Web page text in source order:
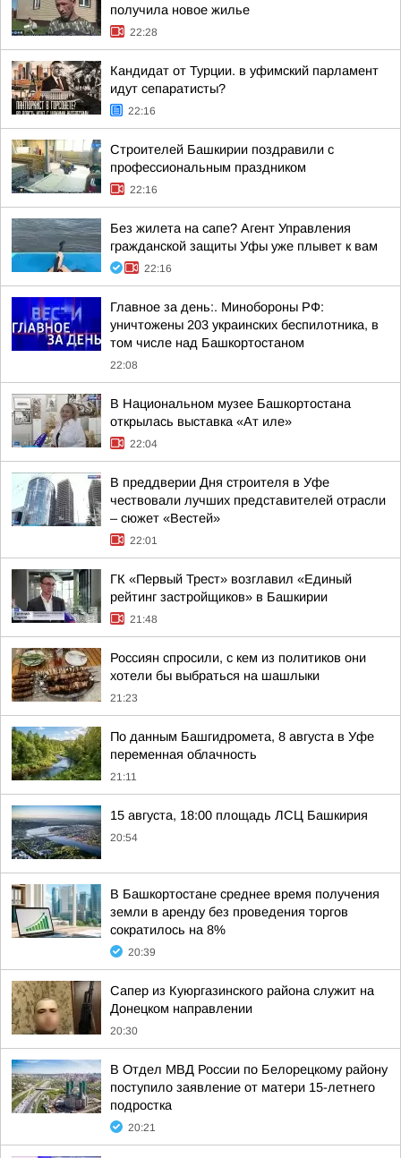
получила новое жилье
22:28
Кандидат от Турции. в уфимский парламент
идут сепаратисты?
22:16
Строителей Башкирии поздравили с
профессиональным праздником
22:16
Без жилета на сапе? Агент Управления
гражданской защиты Уфы уже плывет к вам
22:16
Главное за день:. Минобороны РФ:
уничтожены 203 украинских беспилотника, в
том числе над Башкортостаном
22:08
В Национальном музее Башкортостана
открылась выставка «Ат иле»
22:04
В преддверии Дня строителя в Уфе
чествовали лучших представителей отрасли
– сюжет «Вестей»
22:01
ГК «Первый Трест» возглавил «Единый
рейтинг застройщиков» в Башкирии
21:48
Россиян спросили, с кем из политиков они
хотели бы выбраться на шашлыки
21:23
По данным Башгидромета, 8 августа в Уфе
переменная облачность
21:11
15 августа, 18:00 площадь ЛСЦ Башкирия
20:54
В Башкортостане среднее время получения
земли в аренду без проведения торгов
сократилось на 8%
20:39
Сапер из Куюргазинского района служит на
Донецком направлении
20:30
В Отдел МВД России по Белорецкому району
поступило заявление от матери 15-летнего
подростка
20:21